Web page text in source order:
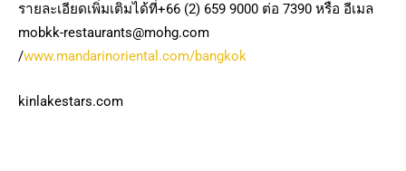
รายละเอียดเพิ่มเติมได้ที่+66 (2) 659 9000 ต่อ 7390 หรือ อีเมล
mobkk-restaurants@mohg.com
/www.mandarinoriental.com/bangkok
kinlakestars.com